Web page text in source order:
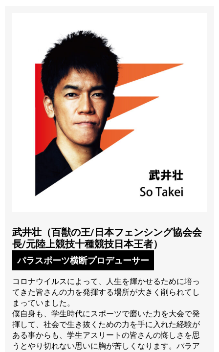
武井壮（百獣の王/日本フェンシング協会会
長/元陸上競技十種競技日本王者）
パラスポーツ横断プロデューサー
コロナウイルスによって、人生を輝かせるために培っ
てきた皆さんの力を発揮する場所が大きく削られてし
まっていました。
僕自身も、学生時代にスポーツで磨いた力を大会で発
揮して、社会で生き抜くための力を手に入れた経験が
ある事からも、学生アスリートの皆さんの悔しさを思
うとやり切れない思いに胸が苦しくなります。パラア